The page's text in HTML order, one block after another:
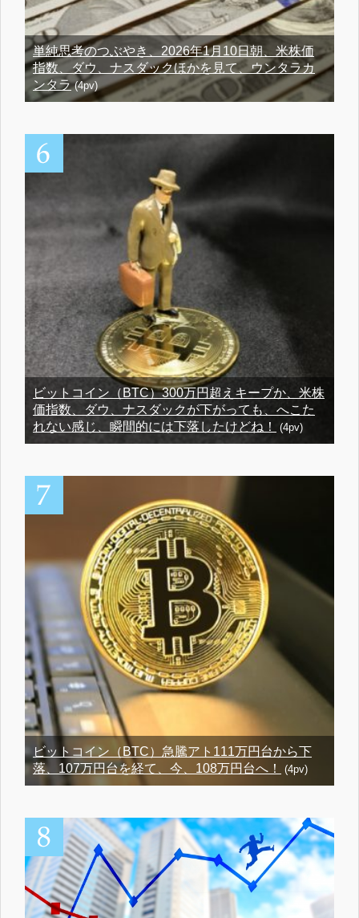
単純思考のつぶやき、2026年1月10日朝、米株価
指数、ダウ、ナスダックほかを見て、ウンタラカ
ンタラ(4pv)
ビットコイン（BTC）300万円超えキープか、米株
価指数、ダウ、ナスダックが下がっても、へこた
れない感じ、瞬間的には下落したけどね！
(4pv)
ビットコイン（BTC）急騰アト111万円台から下
落、107万円台を経て、今、108万円台へ！
(4pv)